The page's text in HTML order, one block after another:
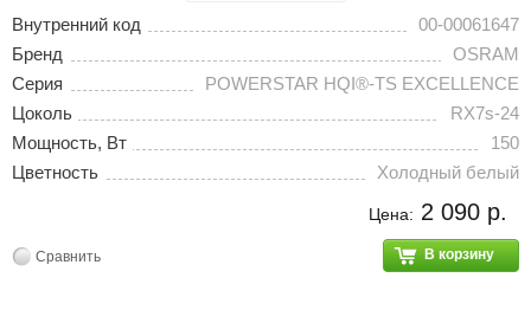
Внутренний код
00-00061647
Бренд
OSRAM
Серия
POWERSTAR HQI®-TS EXCELLENCE
Цоколь
RX7s-24
Мощность, Вт
150
Цветность
Холодный белый
Цена: 2 090 р.
В корзину
Сравнить